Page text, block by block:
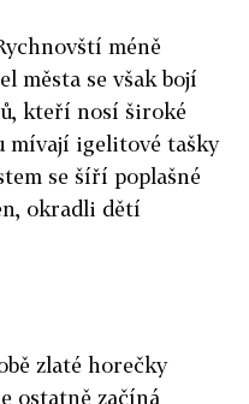
méně
města se však bojí
kteří nosí široké
mívají igelitové tašky
se šíří poplašné
okradli dětí
zlaté horečky
ostatně začíná